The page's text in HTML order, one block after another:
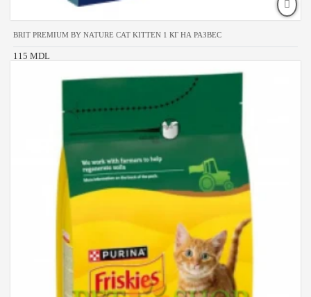
BRIT PREMIUM BY NATURE CAT KITTEN 1 КГ НА РАЗВЕС
115 MDL